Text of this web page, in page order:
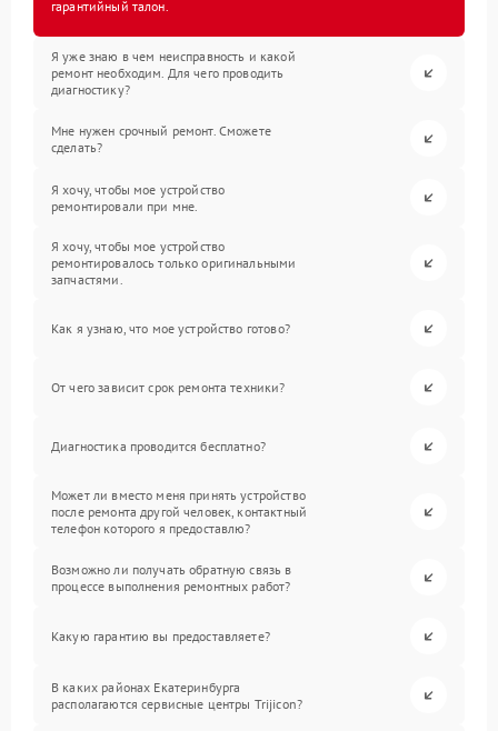
гарантийный талон.
Я уже знаю в чем неисправность и какой
ремонт необходим. Для чего проводить
диагностику?
Мне нужен срочный ремонт. Сможете
сделать?
Я хочу, чтобы мое устройство
ремонтировали при мне.
Я хочу, чтобы мое устройство
ремонтировалось только оригинальными
запчастями.
Как я узнаю, что мое устройство готово?
От чего зависит срок ремонта техники?
Диагностика проводится бесплатно?
Может ли вместо меня принять устройство
после ремонта другой человек, контактный
телефон которого я предоставлю?
Возможно ли получать обратную связь в
процессе выполнения ремонтных работ?
Какую гарантию вы предоставляете?
В каких районах Екатеринбурга
располагаются сервисные центры Trijicon?